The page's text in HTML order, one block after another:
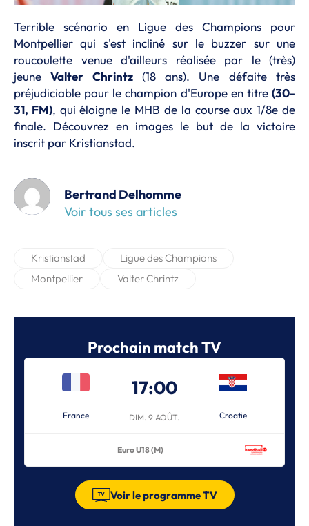
Terrible scénario en Ligue des Champions pour
Montpellier qui s'est incliné sur le buzzer sur une
roucoulette venue d'ailleurs réalisée par le (très)
jeuneValter Chrintz(18 ans). Une défaite très
préjudiciable pour le champion d'Europe en titre (30-
31, FM), qui éloigne le MHB de la course aux 1/8e de
finale. Découvrez en images le but de la victoire
inscrit par Kristianstad.
Bertrand Delhomme
Voir tous ses articles
Kristianstad
Ligue des Champions
Montpellier
Valter Chrintz
Prochain match TV
France
17:00
DIM. 9 AOÛT. Croatie
Euro U18 (M)
Voir le programme TV